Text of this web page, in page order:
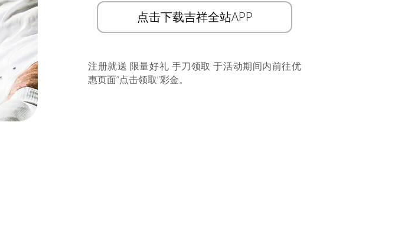
点击下载吉祥全站APP
注册就送 限量好礼 手刀领取 于活动期间内前往优
惠页面”点击领取”彩金。